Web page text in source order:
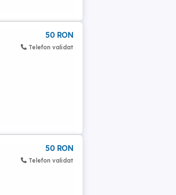
50 RON
Telefon validat
50 RON
Telefon validat